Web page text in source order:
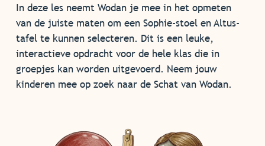
In deze les neemt Wodan je mee in het opmeten
van de juiste maten om een Sophie-stoel en Altus-
tafel te kunnen selecteren. Dit is een leuke,
interactieve opdracht voor de hele klas die in
groepjes kan worden uitgevoerd. Neem jouw
kinderen mee op zoek naar de Schat van Wodan.